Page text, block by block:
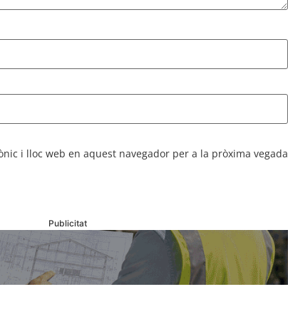
i lloc web en aquest navegador per a la pròxima vegada
Publicitat